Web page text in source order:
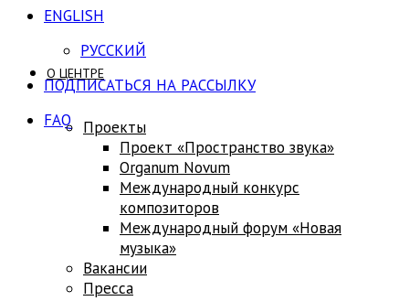
ENGLISH
РУССКИЙ
ПОДПИСАТЬСЯ НА РАССЫЛКУ
FAQ
О ЦЕНТРЕ
Проекты
Проект «Пространство звука»
Оrganum Novum
Международный конкурс
композиторов
Международный форум «Новая
музыка»
Вакансии
Пресса